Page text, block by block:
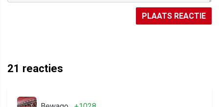
PLAATS REACTIE
21 reacties